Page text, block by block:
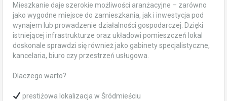
Mieszkanie daje szerokie możliwości aranżacyjne – zarówno
jako wygodne miejsce do zamieszkania, jak i inwestycja pod
wynajem lub prowadzenie działalności gospodarczej. Dzięki
istniejącej infrastrukturze oraz układowi pomieszczeń lokal
doskonale sprawdzi się również jako gabinety specjalistyczne,
kancelaria, biuro czy przestrzeń usługowa.
Dlaczego warto?
prestiżowa lokalizacja w Śródmieściu